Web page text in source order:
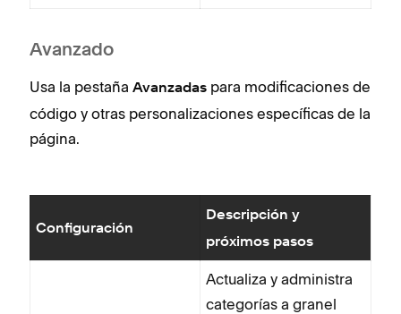
Avanzado
Usa la pestaña Avanzadas para modificaciones de
código y otras personalizaciones específicas de la
página.
Configuración
Descripción y
próximos pasos
Actualiza y administra
categorías a granel